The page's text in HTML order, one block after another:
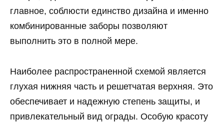
главное, соблюсти единство дизайна и именно
комбинированные заборы позволяют
выполнить это в полной мере.
Наиболее распространенной схемой является
глухая нижняя часть и решетчатая верхняя. Это
обеспечивает и надежную степень защиты, и
привлекательный вид ограды. Особую красоту